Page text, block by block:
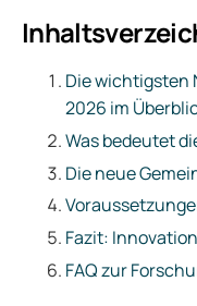
Die wichtigsten
2026 im
Was bedeutet
Die neue
Fazit:
FAQ zur